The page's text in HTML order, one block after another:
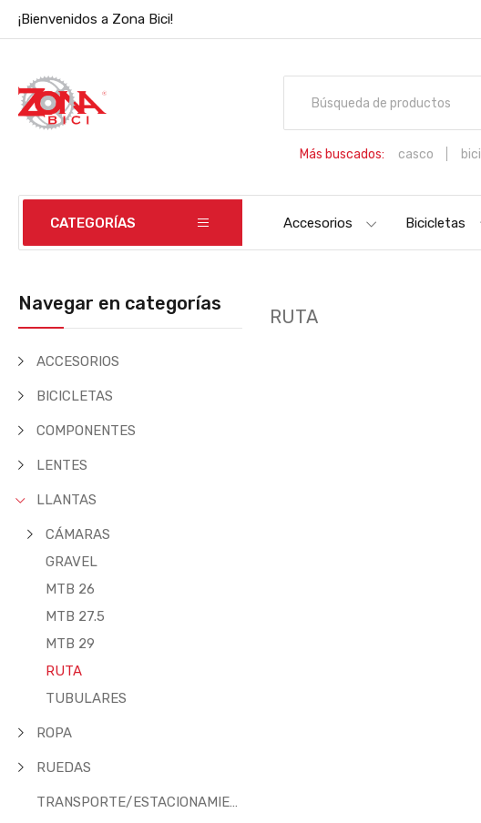
¡Bienvenidos a Zona Bici!
Más buscados: casco bici
CATEGORÍAS Accesorios Bicicletas
Navegar en categorías
ACCESORIOS
BICICLETAS
COMPONENTES
LENTES
LLANTAS
CÁMARAS
GRAVEL
MTB 26
MTB 27.5
MTB 29
RUTA
TUBULARES
ROPA
RUEDAS
TRANSPORTE/ESTACIONAMIENTO
RUTA